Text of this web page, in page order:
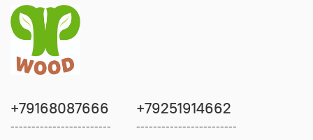
+79168087666
------------------------
+79251914662
------------------------